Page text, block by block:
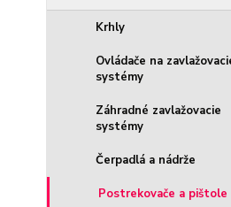
Krhly
Ovládače na
systémy
Záhradné zavlažovacie
systémy
Čerpadlá a nádrže
Postrekovače a pištole